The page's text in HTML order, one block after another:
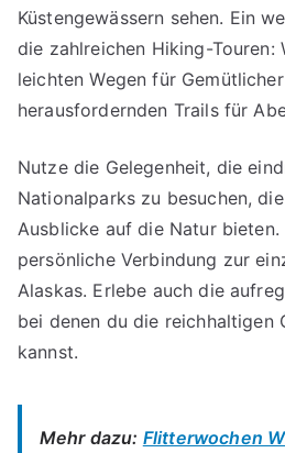
Küstengewässern sehen. Ein
die zahlreichen Hiking-Touren:
leichten Wegen für
herausfordernden Trails für
Nutze die Gelegenheit, die
Nationalparks zu besuchen,
Ausblicke auf die Natur
persönliche Verbindung zur
Alaskas. Erlebe auch die
bei denen du die reichhaltigen
kannst.
Mehr dazu: Flitterwochen